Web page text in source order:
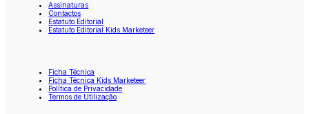
Assinaturas
Contactos
Estatuto Editorial
Estatuto Editorial Kids Marketeer
Ficha Técnica
Ficha Técnica Kids Marketeer
Política de Privacidade
Termos de Utilização